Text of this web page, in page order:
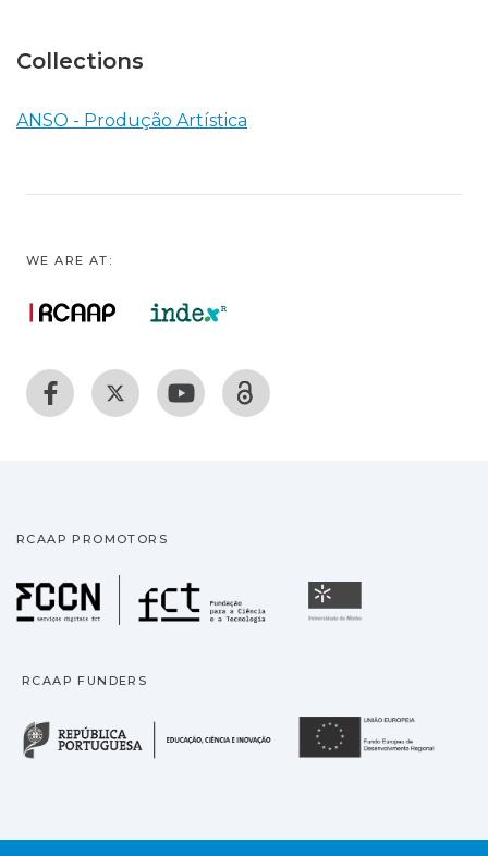
Collections
ANSO - Produção Artística
WE ARE AT:
RCAAP PROMOTORS
Fundação para a
RCAAP FUNDERS
República Portuguesa